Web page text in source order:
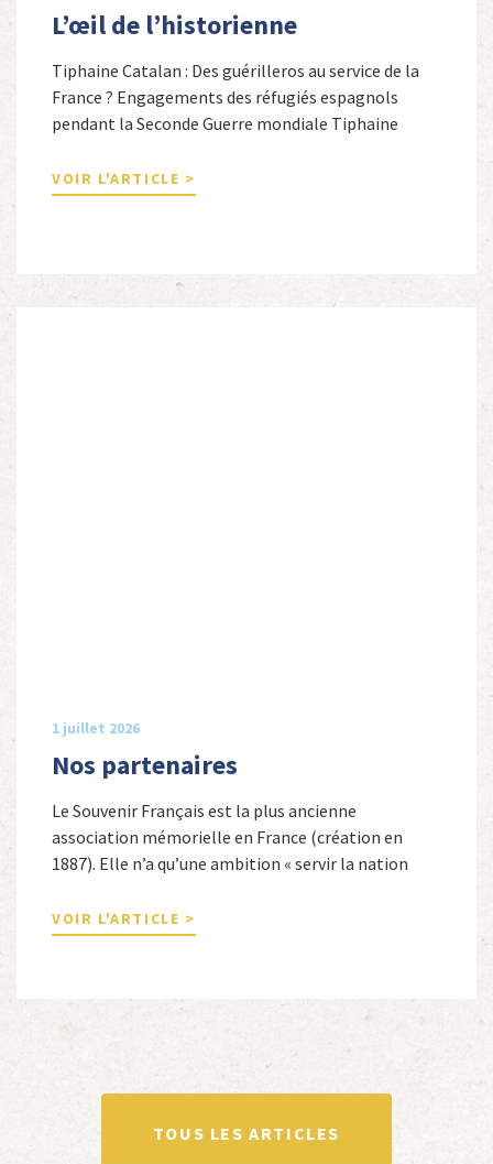
L’œil de l’historienne
Tiphaine Catalan : Des guérilleros au service de la
France ? Engagements des réfugiés espagnols
pendant la Seconde Guerre mondiale Tiphaine
secondaire et docteure en études hispaniques. Elle
est spécialiste de l’histoire contemporaine des
VOIR L'ARTICLE >
1 juillet 2026
Nos partenaires
Le Souvenir Français est la plus ancienne
association mémorielle en France (création en
1887). Elle n’a qu’une ambition « servir la nation
nationale de la France. Afin d’atteindre cet objectif,
Le Souvenir Français entretient des liens amicaux
totalité ou partiellement afin de faire vivre […]
VOIR L'ARTICLE >
TOUS LES ARTICLES